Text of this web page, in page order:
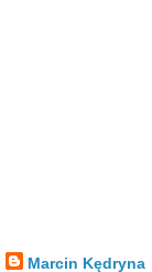
Marcin Kędryna